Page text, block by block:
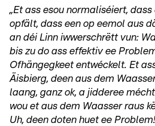
„Et ass esou normaliséiert,
opfält, dass een op eemol aus
an déi Linn iwwerschrëtt vun:
bis zu do ass effektiv ee
Ofhängegkeet entwéckelt. Et
Äisbierg, deen aus dem
laang, ganz ok, a jidderee
wou et aus dem Waasser raus
Uh, deen doten huet ee